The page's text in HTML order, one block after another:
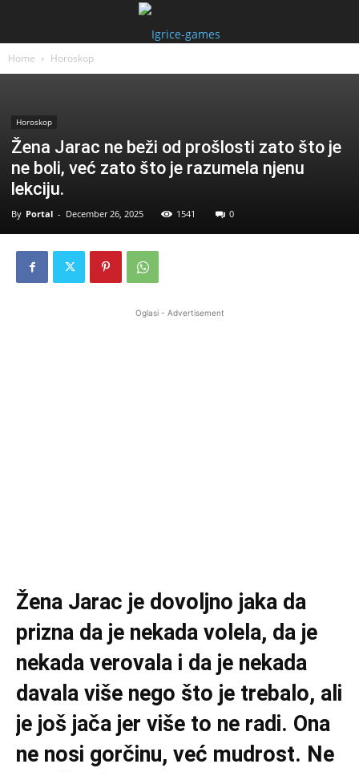
Home Horoskop
Horoskop
Žena Jarac ne beži od prošlosti zato što je
ne boli, već zato što je razumela njenu
lekciju.
By Portal - December 26, 2025 1541 0
Oglasi - Advertisement
Žena Jarac je dovoljno jaka da
prizna da je nekada volela, da je
nekada verovala i da je nekada
davala više nego što je trebalo, ali
je još jača jer više to ne radi. Ona
ne nosi gorčinu, već mudrost. Ne